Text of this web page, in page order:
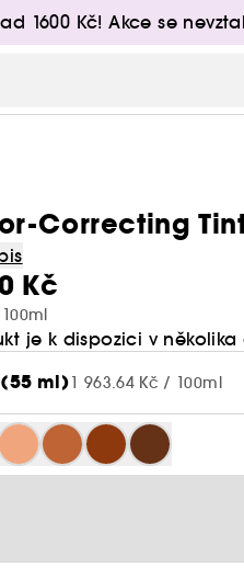
1600 Kč! Akce se
Correcting
Kč
je k dispozici v několika
ml)1 963.64 Kč / 100ml